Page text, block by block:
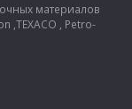
материалов
,TEXACO , Petro-